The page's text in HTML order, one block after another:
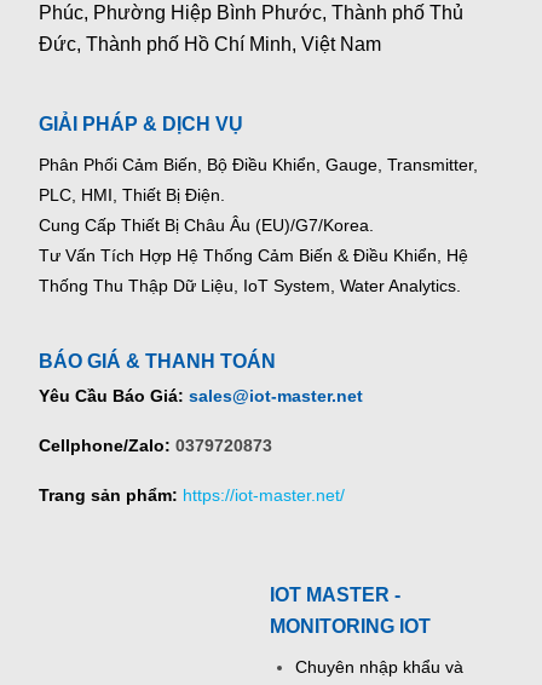
Phúc, Phường Hiệp Bình Phước, Thành phố Thủ
Đức, Thành phố Hồ Chí Minh, Việt Nam
GIẢI PHÁP & DỊCH VỤ
Phân Phối Cảm Biến, Bộ Điều Khiển, Gauge, Transmitter,
PLC, HMI, Thiết Bị Điện.
Cung Cấp Thiết Bị Châu Âu (EU)/G7/Korea.
Tư Vấn Tích Hợp Hệ Thống Cảm Biến & Điều Khiển, Hệ
Thống Thu Thập Dữ Liệu, IoT System, Water Analytics.
BÁO GIÁ & THANH TOÁN
Yêu Cầu Báo Giá: sales@iot-master.net
Cellphone/Zalo: 0379720873
Trang sản phẩm: https://iot-master.net/
IOT MASTER -
MONITORING IOT
Chuyên nhập khẩu và